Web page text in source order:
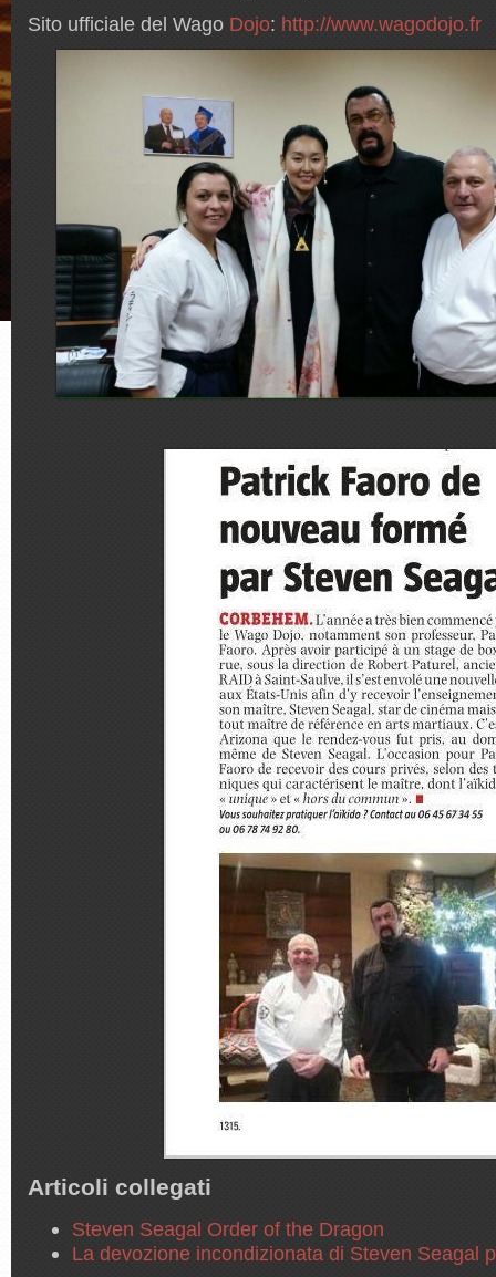
Sito ufficiale del Wago Dojo: http://www.wagodojo.fr
Articoli collegati
Steven Seagal Order of the Dragon
La devozione incondizionata di Steven Seagal